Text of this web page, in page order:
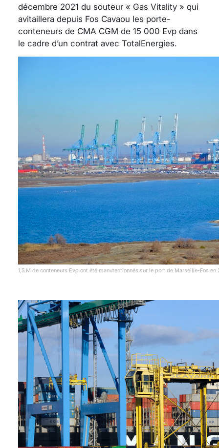
décembre 2021 du souteur « Gas Vitality » qui
avitaillera depuis Fos Cavaou les porte-
conteneurs de CMA CGM de 15 000 Evp dans
le cadre d’un contrat avec TotalEnergies.
1,5 M de conteneurs Evp ont été manutentionnés sur le port de Marseille-Fos en